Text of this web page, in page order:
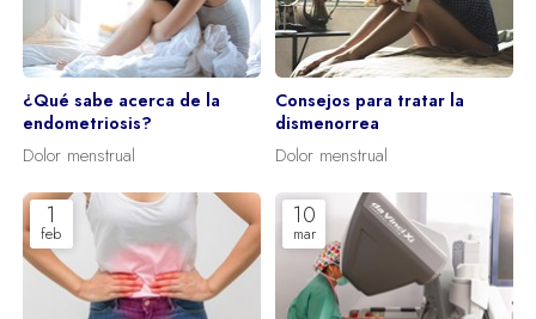
¿Qué sabe acerca de la
endometriosis?
Dolor menstrual
Consejos para tratar la
dismenorrea
Dolor menstrual
1
feb
10
mar